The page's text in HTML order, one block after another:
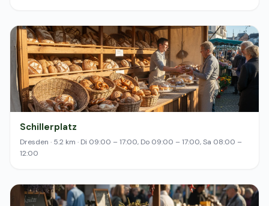
Schillerplatz
Dresden · 5.2 km · Di 09:00 – 17:00, Do 09:00 – 17:00, Sa 08:00 –
12:00